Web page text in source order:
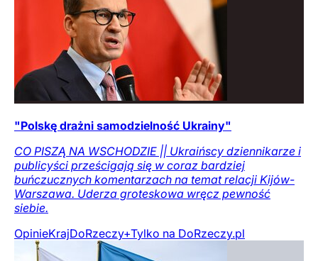
"Polskę drażni samodzielność Ukrainy"
CO PISZĄ NA WSCHODZIE || Ukraińscy dziennikarze i
publicyści prześcigają się w coraz bardziej
buńczucznych komentarzach na temat relacji Kijów-
Warszawa. Uderza groteskowa wręcz pewność
siebie.
OpinieKrajDoRzeczy+Tylko na DoRzeczy.pl